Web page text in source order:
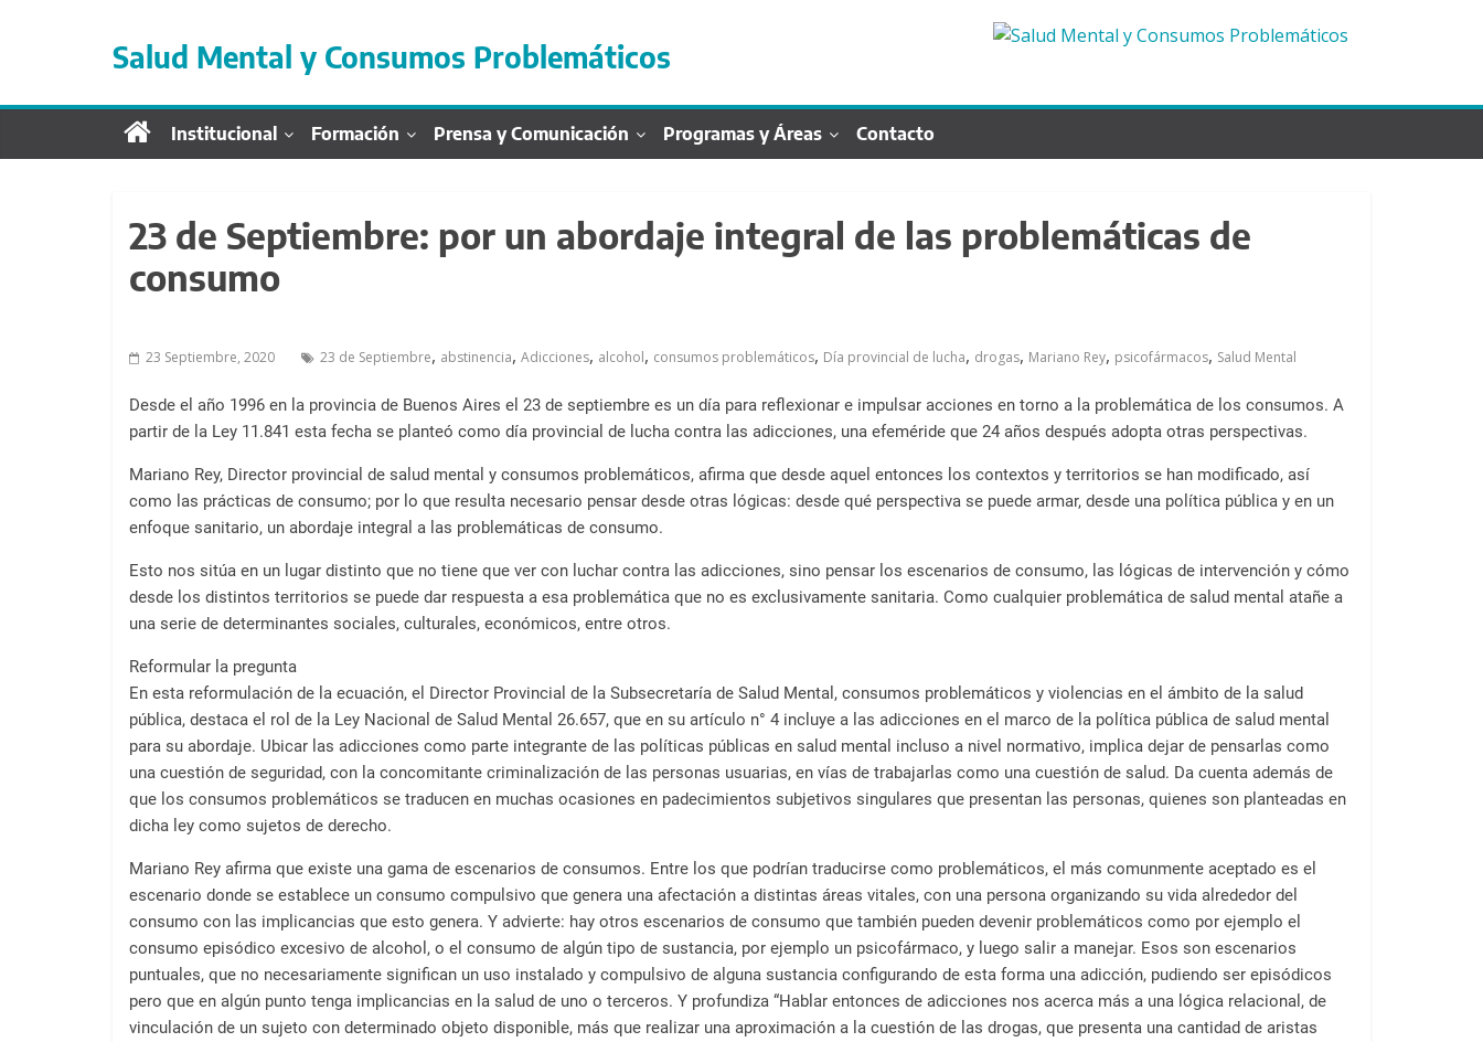
a
Salud Mental y Consumos Problemáticos
Institucional Formación Prensa y Comunicación Programas y Áreas Contacto
23 de Septiembre: por un abordaje integral de las problemáticas de
consumo
23 Septiembre, 2020 23 de Septiembre, abstinencia, Adicciones, alcohol, consumos problemáticos, Día provincial de lucha, drogas, Mariano Rey, psicofármacos, Salud Mental
Desde el año 1996 en la provincia de Buenos Aires el 23 de septiembre es un día para reflexionar e impulsar acciones en torno a la problemática de los consumos. A
partir de la Ley 11.841 esta fecha se planteó como día provincial de lucha contra las adicciones, una efeméride que 24 años después adopta otras perspectivas.
Mariano Rey, Director provincial de salud mental y consumos problemáticos, afirma que desde aquel entonces los contextos y territorios se han modificado, así
como las prácticas de consumo; por lo que resulta necesario pensar desde otras lógicas: desde qué perspectiva se puede armar, desde una política pública y en un
enfoque sanitario, un abordaje integral a las problemáticas de consumo.
Esto nos sitúa en un lugar distinto que no tiene que ver con luchar contra las adicciones, sino pensar los escenarios de consumo, las lógicas de intervención y cómo
desde los distintos territorios se puede dar respuesta a esa problemática que no es exclusivamente sanitaria. Como cualquier problemática de salud mental atañe a
una serie de determinantes sociales, culturales, económicos, entre otros.
Reformular la pregunta
En esta reformulación de la ecuación, el Director Provincial de la Subsecretaría de Salud Mental, consumos problemáticos y violencias en el ámbito de la salud
pública, destaca el rol de la Ley Nacional de Salud Mental 26.657, que en su artículo n° 4 incluye a las adicciones en el marco de la política pública de salud mental
para su abordaje. Ubicar las adicciones como parte integrante de las políticas públicas en salud mental incluso a nivel normativo, implica dejar de pensarlas como
una cuestión de seguridad, con la concomitante criminalización de las personas usuarias, en vías de trabajarlas como una cuestión de salud. Da cuenta además de
que los consumos problemáticos se traducen en muchas ocasiones en padecimientos subjetivos singulares que presentan las personas, quienes son planteadas en
dicha ley como sujetos de derecho.
Mariano Rey afirma que existe una gama de escenarios de consumos. Entre los que podrían traducirse como problemáticos, el más comunmente aceptado es el
escenario donde se establece un consumo compulsivo que genera una afectación a distintas áreas vitales, con una persona organizando su vida alrededor del
consumo con las implicancias que esto genera. Y advierte: hay otros escenarios de consumo que también pueden devenir problemáticos como por ejemplo el
consumo episódico excesivo de alcohol, o el consumo de algún tipo de sustancia, por ejemplo un psicofármaco, y luego salir a manejar. Esos son escenarios
puntuales, que no necesariamente significan un uso instalado y compulsivo de alguna sustancia configurando de esta forma una adicción, pudiendo ser episódicos
pero que en algún punto tenga implicancias en la salud de uno o terceros. Y profundiza “Hablar entonces de adicciones nos acerca más a una lógica relacional, de
vinculación de un sujeto con determinado objeto disponible, más que realizar una aproximación a la cuestión de las drogas, que presenta una cantidad de aristas